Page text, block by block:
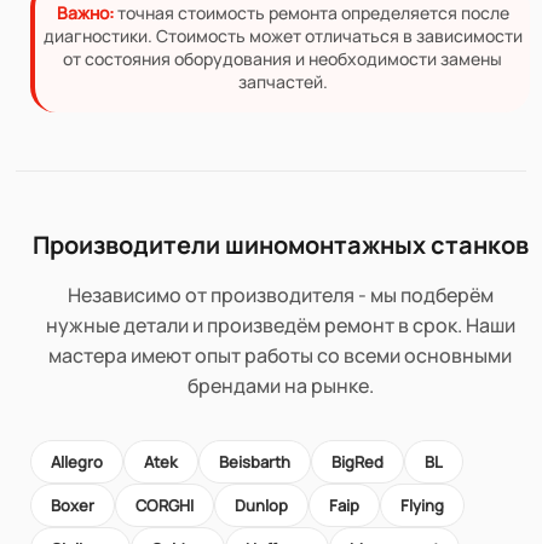
Важно:точная стоимость ремонта определяется после
диагностики. Стоимость может отличаться в зависимости
от состояния оборудования и необходимости замены
запчастей.
Производители шиномонтажных станков
Независимо от производителя - мы подберём
нужные детали и произведём ремонт в срок. Наши
мастера имеют опыт работы со всеми основными
брендами на рынке.
Allegro Atek Beisbarth BigRed
BL
Boxer
CORGHI Dunlop Faip
Flying